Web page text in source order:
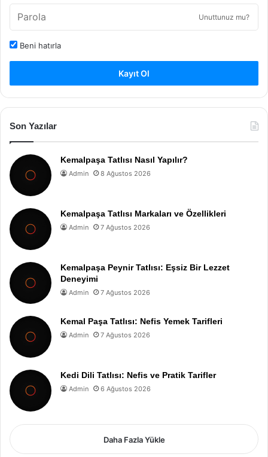
Unuttunuz mu?
Beni hatırla
Kayıt Ol
Son Yazılar
Kemalpaşa Tatlısı Nasıl Yapılır?
Admin 8 Ağustos 2026
Kemalpaşa Tatlısı Markaları ve Özellikleri
Admin 7 Ağustos 2026
Kemalpaşa Peynir Tatlısı: Eşsiz Bir Lezzet
Deneyimi
Admin 7 Ağustos 2026
Kemal Paşa Tatlısı: Nefis Yemek Tarifleri
Admin 7 Ağustos 2026
Kedi Dili Tatlısı: Nefis ve Pratik Tarifler
Admin 6 Ağustos 2026
Daha Fazla Yükle